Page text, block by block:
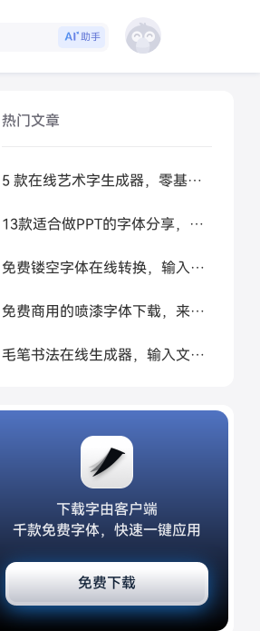
助手
热门文章
5 款在线艺术字生成器，零基础做高级感标题
13款适合做PPT的字体分享，让你的PPT更好看
免费镂空字体在线转换，输入文字秒生成可复制空心艺术字
免费商用的喷漆字体下载，来试试让 AI 帮你生成
毛笔书法在线生成器，输入文字秒变书法大家
下载字由客户端
千款免费字体，快速一键应用
免费下载